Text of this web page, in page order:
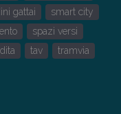
gattai
smart city
spazi versi
tav
tramvia